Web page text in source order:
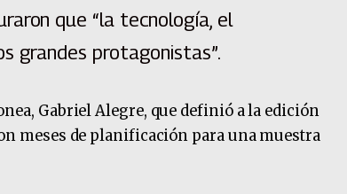
que “la tecnología, el
grandes protagonistas”.
Gabriel Alegre, que definió a la edición
meses de planificación para una muestra